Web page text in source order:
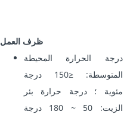
ظرف العمل
درجة الحرارة المحيطة
المتوسطة: ≤150 درجة
مئوية ؛ درجة حرارة بئر
الزيت: 50 ~ 180 درجة